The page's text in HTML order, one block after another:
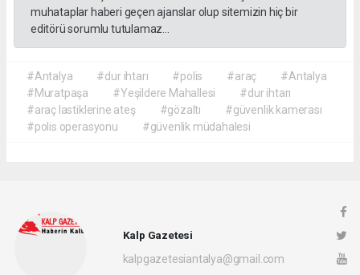
muhataplar haberi geçen ajanslar olup sitemizin hiç bir
editörü sorumlu tutulamaz...
#Antalya #dur ihtarı #polis #araç
#Antalya
#Muratpaşa
#Yeşildere Mahallesi
#dur ihtarı
#araç lastiklerine ateş
#gözaltı
#güvenlik kamerası
#polis operasyonu
#güvenlik müdahalesi
Kalp Gazetesi
kalpgazetesiantalya@gmail.com